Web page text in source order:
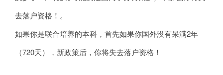
去落户资格！。
如果你是联合培养的本科，首先如果你国外没有呆满2年
（720天），新政策后，你将失去落户资格！